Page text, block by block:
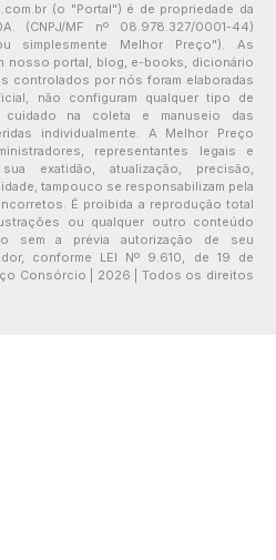
(o "Portal") é de propriedade da
(CNPJ/MF nº 08.978.327/0001-44)
simplesmente Melhor Preço"). As
nosso portal, blog, e-books, dicionário
controlados por nós foram elaboradas
não configuram qualquer tipo de
cuidado na coleta e manuseio das
individualmente. A Melhor Preço
representantes legais e
exatidão, atualização, precisão,
tampouco se responsabilizam pela
É proibida a reprodução total
ou qualquer outro conteúdo
sem a prévia autorização de seu
conforme LEI Nº 9.610, de 19 de
Consórcio | 2026 | Todos os direitos